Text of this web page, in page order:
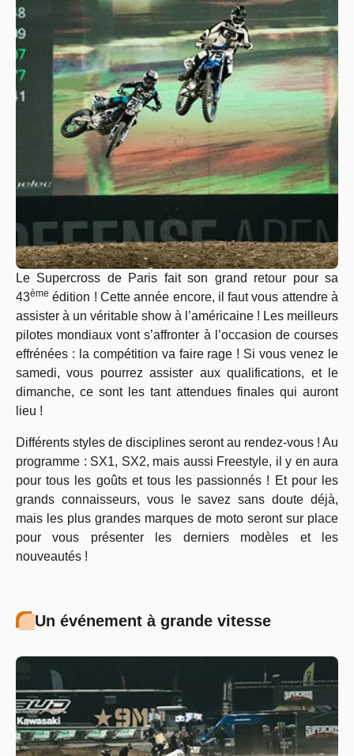
Le Supercross de Paris fait son grand retour pour sa
43ème édition ! Cette année encore, il faut vous attendre à
assister à un véritable show à l’américaine ! Les meilleurs
pilotes mondiaux vont s’affronter à l’occasion de courses
effrénées : la compétition va faire rage ! Si vous venez le
samedi, vous pourrez assister aux qualifications, et le
dimanche, ce sont les tant attendues finales qui auront
lieu !
Différents styles de disciplines seront au rendez-vous ! Au
programme : SX1, SX2, mais aussi Freestyle, il y en aura
pour tous les goûts et tous les passionnés ! Et pour les
grands connaisseurs, vous le savez sans doute déjà,
mais les plus grandes marques de moto seront sur place
pour vous présenter les derniers modèles et les
nouveautés !
Un événement à grande vitesse